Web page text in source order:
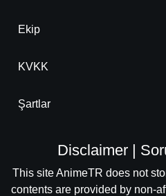
Ekip
KVKK
Şartlar
Disclaimer |
This site AnimeTR does not
contents are provided by non-